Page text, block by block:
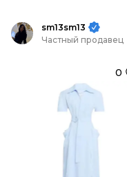
sm13sm13
Частный продавец
0